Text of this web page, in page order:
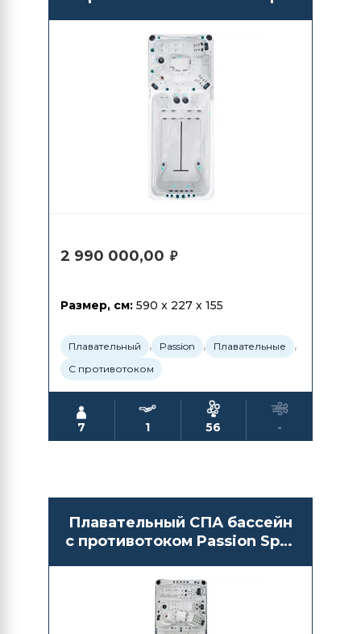
2 990 000,00 ₽
Размер, см: 590 x 227 x 155
Плавательный , Passion , Плавательные ,
С противотоком
7 1 56 -
Плавательный СПА бассейн
с противотоком Passion Spas